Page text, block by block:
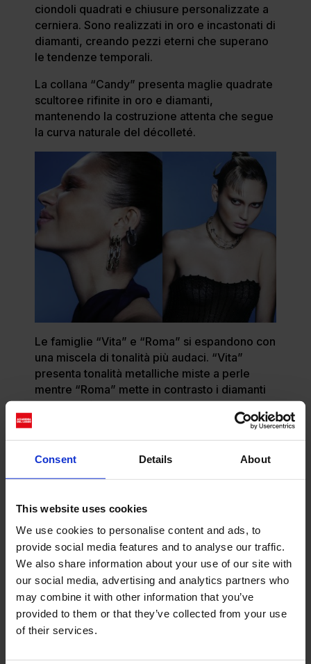
Consent Details About
This website uses cookies
We use cookies to personalise content and ads, to
provide social media features and to analyse our traffic.
We also share information about your use of our site with
our social media, advertising and analytics partners who
may combine it with other information that you’ve
provided to them or that they’ve collected from your use
of their services.
ciondoli quadrati e chiusure personalizzate a
cerniera. Sono realizzati in oro e incastonati di
diamanti, creando pezzi eterni che superano
le tendenze temporali.
La collana “Candy” presenta maglie quadrate
scultoree rifinite in oro e diamanti,
mantenendo la costruzione attenta che segue
la curva naturale del décolleté.
Le famiglie “Vita” e “Roma” si espandono con
una miscela di tonalità più audaci. “Vita”
presenta tonalità metalliche miste a perle
mentre “Roma” mette in contrasto i diamanti
con tonalità neon, rimarcando l’uso distintivo
Nella collezione